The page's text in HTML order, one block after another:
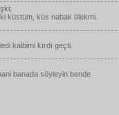
küstüm, küs nabak ölekmi.
kalbimi kırdı geçti.
banada söyleyin bende